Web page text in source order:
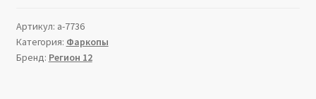
Артикул: a-7736
Категория: Фаркопы
Бренд: Регион 12